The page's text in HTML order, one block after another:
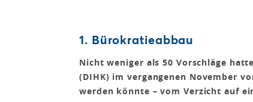
1. Bürokratieabbau
Nicht weniger als 50 Vorschläge
(DIHK) im vergangenen November
werden könnte – vom Verzicht auf